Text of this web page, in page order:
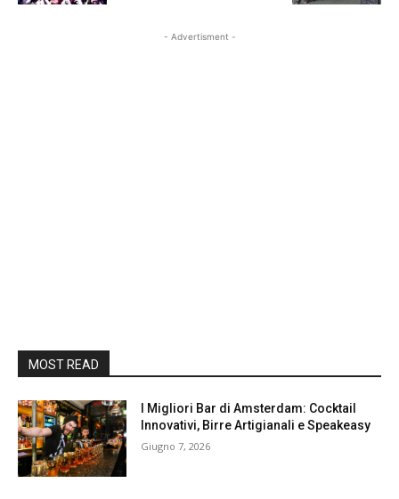
- Advertisment -
MOST READ
I Migliori Bar di Amsterdam: Cocktail
Innovativi, Birre Artigianali e Speakeasy
Giugno 7, 2026